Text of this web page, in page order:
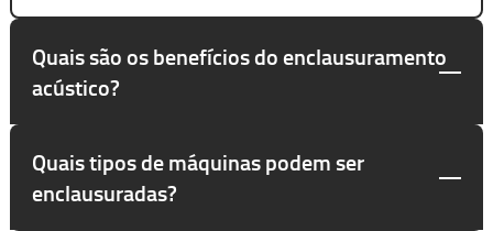
Quais são os benefícios do enclausuramento
acústico?
Quais tipos de máquinas podem ser
enclausuradas?